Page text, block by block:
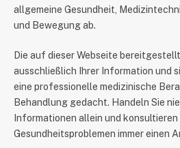
allgemeine Gesundheit,
und Bewegung ab.
Die auf dieser Webseite
ausschließlich Ihrer Information und
eine professionelle medizinische
Behandlung gedacht. Handeln Sie
Informationen allein und konsultieren
Gesundheitsproblemen immer einen